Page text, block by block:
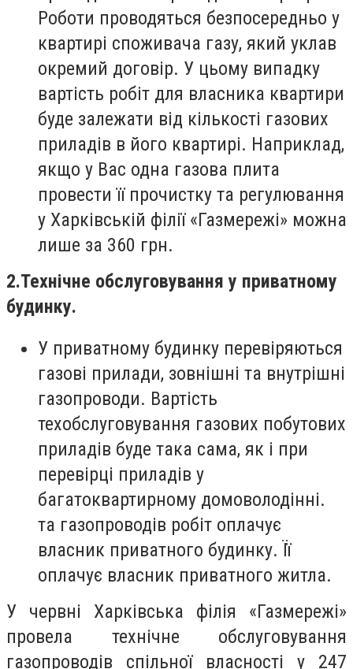
Роботи проводяться безпосередньо у
квартирі споживача газу, який уклав
окремий договір. У цьому випадку
вартість робіт для власника квартири
буде залежати від кількості газових
приладів в його квартирі. Наприклад,
якщо у Вас одна газова плита
провести її прочистку та регулювання
у Харківській філії «Газмережі» можна
лише за 360 грн.
2.Технічне обслуговування у приватному
будинку.
У приватному будинку перевіряються
газові прилади, зовнішні та внутрішні
газопроводи. Вартість
техобслуговування газових побутових
приладів буде така сама, як і при
перевірці приладів у
багатоквартирному домоволодінні.
та газопроводів робіт оплачує
власник приватного будинку. Її
оплачує власник приватного житла.
У червні Харківська філія «Газмережі»
провела технічне обслуговування
газопроводів спільної власності у 247